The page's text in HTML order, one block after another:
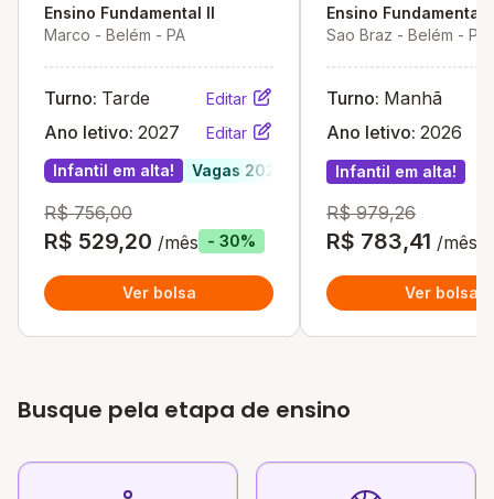
Ensino Fundamental II
Marco - Belém - PA
Turno: Tarde Editar
Ano letivo: 2027
Editar
Infantil em alta!
Vagas 2027
R$ 756,00
R$ 529,20 /mês - 30%
Ver bolsa
Ensino Fundamental
Sao Braz - Belém - PA
Turno: Manhã
Ano letivo: 2026
Infantil em alta!
R$ 979,26
R$ 783,41 /mês
Ver bolsa
Busque pela etapa de ensino